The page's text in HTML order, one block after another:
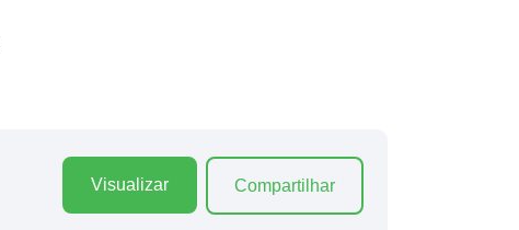
Visualizar Compartilhar